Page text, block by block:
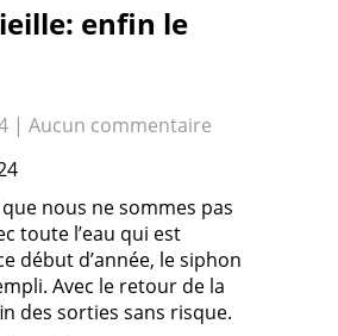
enfin le
| Aucun commentaire
nous ne sommes pas
toute l’eau qui est
début d’année, le siphon
Avec le retour de la
des sorties sans risque.